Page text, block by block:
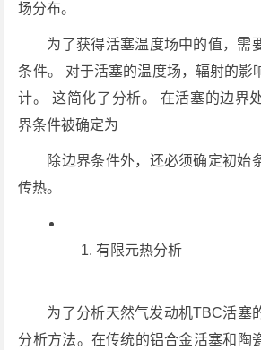
场分布。
为了获得活塞温度场中的值，需
条件。 对于活塞的温度场，辐射的影
计。 这简化了分析。 在活塞的边界
界条件被确定为
除边界条件外，还必须确定初始
传热。
有限元热分析
为了分析天然气发动机TBC活塞
分析方法。在传统的铝合金活塞和陶